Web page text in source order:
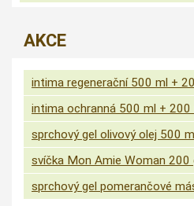
AKCE
intima regenerační 500 ml +
intima ochranná 500 ml + 200
sprchový gel olivový olej 500
svíčka Mon Amie Woman 200
sprchový gel pomerančové